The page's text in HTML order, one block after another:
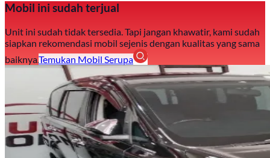
Mobil ini sudah terjual
Unit ini sudah tidak tersedia. Tapi jangan khawatir, kami sudah
siapkan rekomendasi mobil sejenis dengan kualitas yang sama
baiknya.Temukan Mobil Serupa